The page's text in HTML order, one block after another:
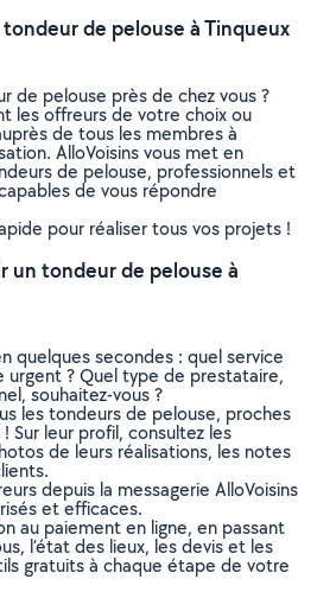
de pelouse à Tinqueux
de pelouse près de chez vous ?
les offreurs de votre choix ou
de tous les membres à
AlloVoisins vous met en
de pelouse, professionnels et
de vous répondre
pour réaliser tous vos projets !
un tondeur de pelouse à
quelques secondes : quel service
urgent ? Quel type de prestataire,
souhaitez-vous ?
les tondeurs de pelouse, proches
Sur leur profil, consultez les
de leurs réalisations, les notes
depuis la messagerie AlloVoisins
et efficaces.
au paiement en ligne, en passant
l’état des lieux, les devis et les
gratuits à chaque étape de votre